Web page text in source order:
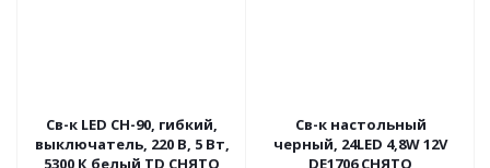
Св-к LED СН-90, гибкий,
выключатель, 220 В, 5 Вт,
5300 К белый TD СНЯТО
Св-к настольный
черный, 24LED 4,8W 12V
DE1706 СНЯТО